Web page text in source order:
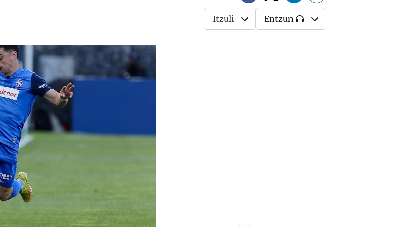
Itzuli Entzun